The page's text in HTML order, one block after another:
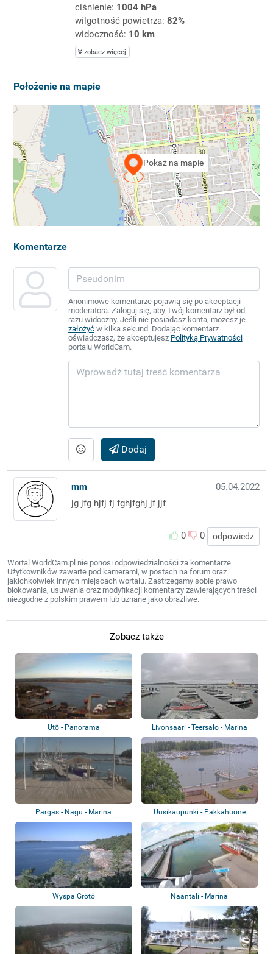
ciśnienie: 1004 hPa
wilgotność powietrza: 82%
widoczność: 10 km
zobacz więcej
Położenie na mapie
Pokaż na mapie
Komentarze
Anonimowe komentarze pojawią się po akceptacji
moderatora. Zaloguj się, aby Twój komentarz był od
razu widoczny. Jeśli nie posiadasz konta, możesz je
założyćw kilka sekund. Dodając komentarz
oświadczasz, że akceptujesz Polityką Prywatności
portalu WorldCam.
Dodaj
05.04.2022
mm
jg jfg hjfj fj fghjfghj jf jjf
0 0 odpowiedz
Wortal WorldCam.pl nie ponosi odpowiedzialności za komentarze
Użytkowników zawarte pod kamerami, w postach na forum oraz
jakichkolwiek innych miejscach wortalu. Zastrzegamy sobie prawo
blokowania, usuwania oraz modyfikacji komentarzy zawierających treści
niezgodne z polskim prawem lub uznane jako obraźliwe.
Zobacz także
Utö - Panorama Livonsaari - Teersalo - Marina
Pargas - Nagu - Marina Uusikaupunki - Pakkahuone
Wyspa Grötö Naantali - Marina